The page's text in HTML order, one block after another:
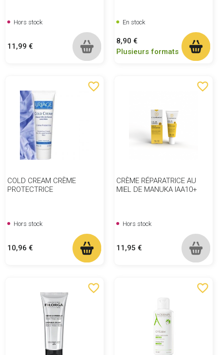
Hors stock
Prix
11,99 €
En stock
Prix
8,90 €
Plusieurs formats
favorite_border
COLD CREAM CRÈME
PROTECTRICE
Hors stock
Prix
10,96 €
favorite_border
CRÈME RÉPARATRICE AU
MIEL DE MANUKA IAA10+
Hors stock
Prix
11,95 €
favorite_border favorite_border